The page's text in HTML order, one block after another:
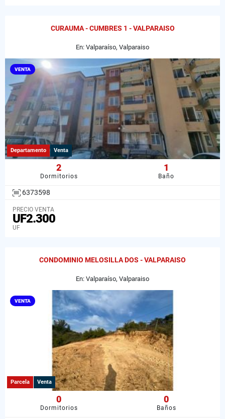
CURAUMA - CUMBRES 1 - VALPARAISO
En: Valparaíso, Valparaiso
VENTA
Departamento Venta
2
Dormitorios
1
Baño
6373598
PRECIO VENTA
UF2.300
UF
CONDOMINIO MELOSILLA DOS - VALPARAISO
En: Valparaíso, Valparaiso
VENTA
Parcela Venta
0
Dormitorios
0
Baños